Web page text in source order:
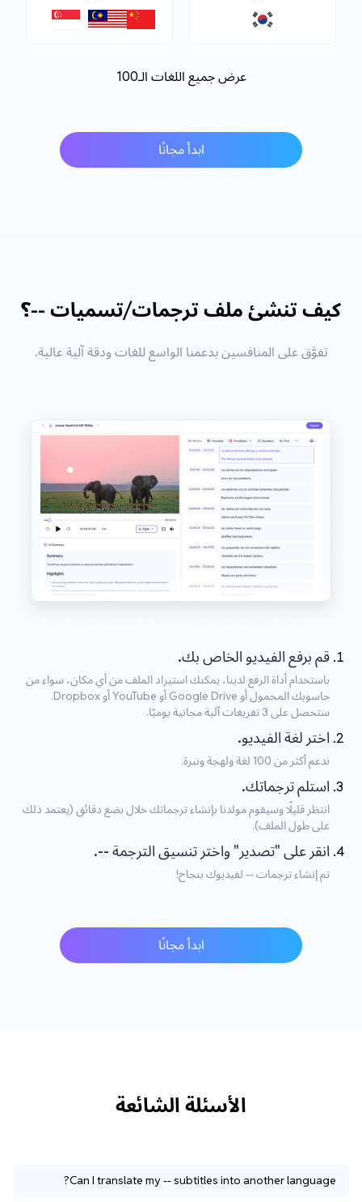
عرض جميع اللغات الـ100
ابدأ مجانًا
كيف تنشئ ملف ترجمات/تسميات --؟
تفوَّق على المنافسين بدعمنا الواسع للغات ودقة آلية عالية.
قم برفع الفيديو الخاص بك.
باستخدام أداة الرفع لدينا، يمكنك استيراد الملف من أي مكان، سواء من
حاسوبك المحمول أو Google Drive أو YouTube أو Dropbox.
ستحصل على 3 تفريغات آلية مجانية يوميًا.
اختر لغة الفيديو.
ندعم أكثر من 100 لغة ولهجة ونبرة.
استلم ترجماتك.
انتظر قليلًا وسيقوم مولدنا بإنشاء ترجماتك خلال بضع دقائق (يعتمد ذلك
على طول الملف).
انقر على "تصدير" واختر تنسيق الترجمة --.
تم إنشاء ترجمات -- لفيديوك بنجاح!
ابدأ مجانًا
الأسئلة الشائعة
Can I translate my -- subtitles into another language?